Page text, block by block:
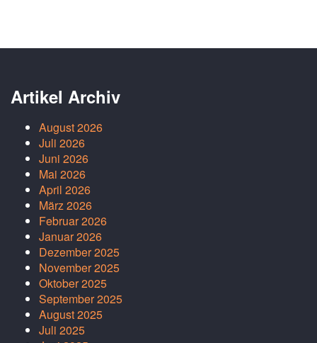
Artikel Archiv
August 2026
Juli 2026
Juni 2026
Mai 2026
April 2026
März 2026
Februar 2026
Januar 2026
Dezember 2025
November 2025
Oktober 2025
September 2025
August 2025
Juli 2025